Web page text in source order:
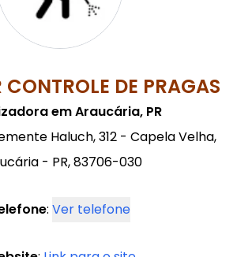
DE PRAGAS
em Araucária, PR
Haluch, 312 - Capela Velha,
- PR, 83706-030
: Ver telefone